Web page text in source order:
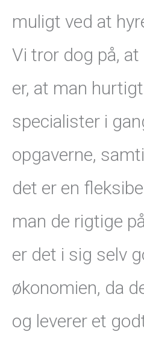
muligt ved at
Vi tror dog på,
er, at man
specialister i
opgaverne,
det er en
man de rigtige
er det i sig selv
økonomien, da
og leverer et